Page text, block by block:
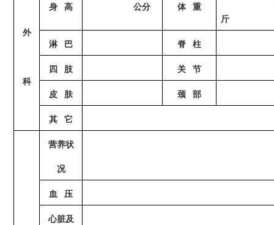
外
科
身 高 公分 体 重
斤
淋 巴 脊 柱
四 肢 关 节
皮 肤 颈 部
其 它
营养状
况
血 压
心脏及